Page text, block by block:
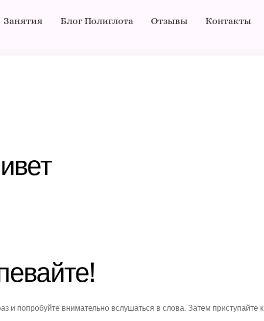
Занятия Блог Полиглота Отзывы Контакты
и попробуйте внимательно вслушаться в слова. Затем приступайте к